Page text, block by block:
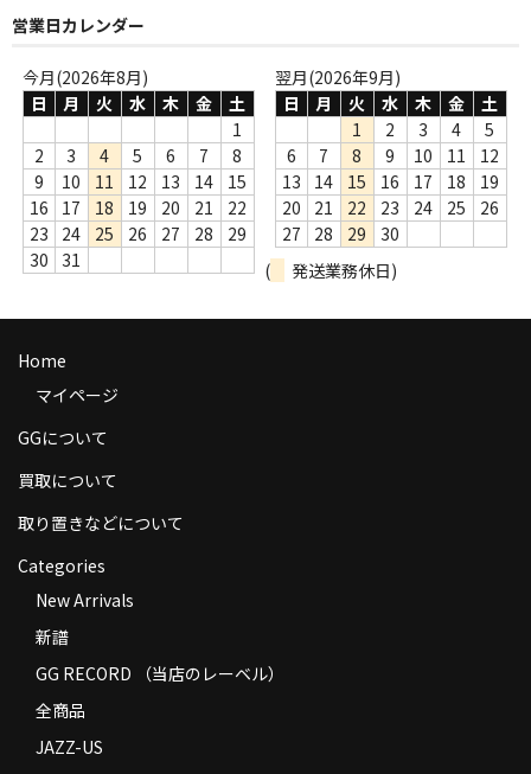
レア盤（1万円以上）
Webのみ no.1
Webのみ no.2
Webのみ no.3
Webのみ no.4
売り切れ
Help
送料
お支払い方法
返品
コンディション
特定商取引法に基づく表示
Contact
営業日カレンダー
今月(2026年8月)
日
月 火 水 木 金
土
1
2
3 4 5 6 7
8
9
10 11 12 13 14
15
16
17 18 19 20 21
22
23
24 25 26 27 28
29
30
31
翌月(2026年9月)
日
月 火 水 木 金
土
1
2 3 4
5
6
7 8 9 10 11
12
13
14 15 16 17 18
19
20
21 22 23 24 25
26
27
28 29
30
(
発送業務休日)
Home
マイページ
GGについて
買取について
取り置きなどについて
Categories
New Arrivals
新譜
GG RECORD （当店のレーベル）
全商品
JAZZ-US